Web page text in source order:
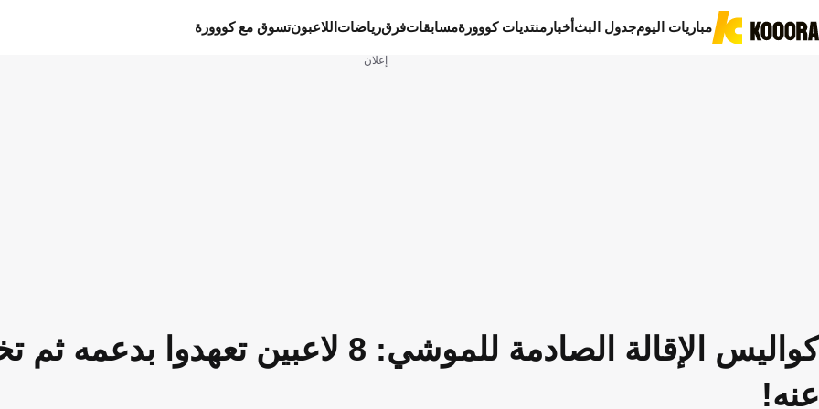
مباريات اليومجدول البثأخبار منتديات كووورةمسابقاتفرقرياضات اللاعبونتسوق مع كووورة
إعلان
كواليس الإقالة الصادمة للموشي: 8 لاعبين تعهدوا بدعمه
عنه!